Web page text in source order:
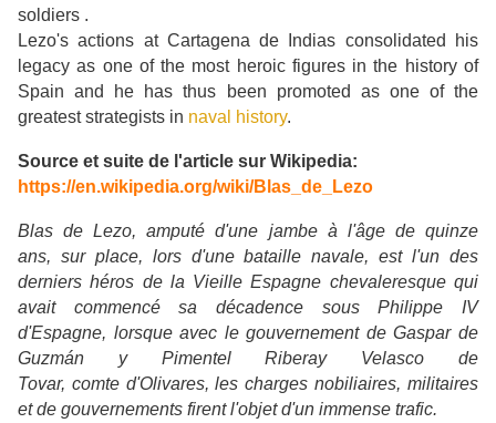
soldiers .
Lezo's actions at Cartagena de Indias consolidated his
legacy as one of the most heroic figures in the history of
Spain and he has thus been promoted as one of the
greatest strategists in naval history.
Source et suite de l'article sur Wikipedia:
https://en.wikipedia.org/wiki/Blas_de_Lezo
Blas de Lezo, amputé d'une jambe à l'âge de quinze
ans, sur place, lors d'une bataille navale, est l'un des
derniers héros de la Vieille Espagne chevaleresque qui
avait commencé sa décadence sous Philippe IV
d'Espagne, lorsque avec le gouvernement de Gaspar de
Guzmán y Pimentel Riberay Velasco de
Tovar, comte d'Olivares, les charges nobiliaires, militaires
et de gouvernements firent l'objet d'un immense trafic.